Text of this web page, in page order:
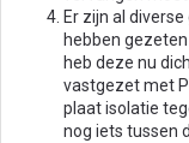
Er zijn al
hebben
heb deze nu
vastgezet met
plaat isolatie
nog iets tussen